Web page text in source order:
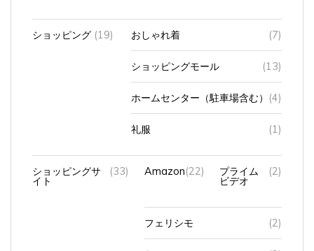
ショッピング (19) おしゃれ着 (7)
ショッピングモール (13)
ホームセンター（駐車場含む） (4)
礼服 (1)
ショッピングサ
イト
(33) Amazon(22) プライム
ビデオ
(2)
フェリシモ (2)